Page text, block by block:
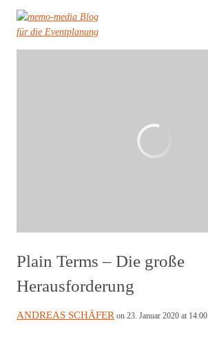
Plain Terms – Die große
Herausforderung
ANDREAS SCHÄFER on 23. Januar 2020 at 14:00